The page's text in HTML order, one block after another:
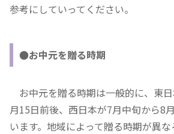
参考にしていってください。
●お中元を贈る時期
お中元を贈る時期は一般的に、東
月15日前後、西日本が7月中旬から8
います。地域によって贈る時期が異